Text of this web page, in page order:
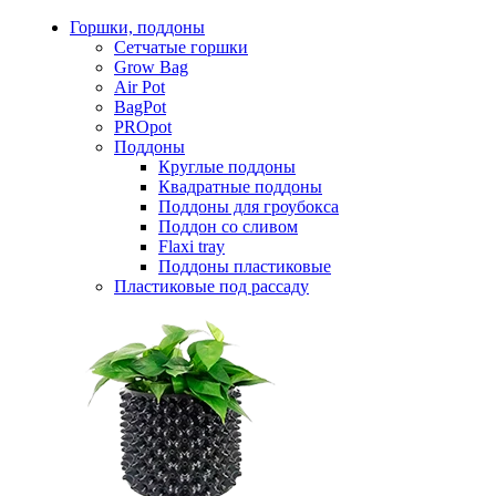
Горшки, поддоны
Сетчатые горшки
Grow Bag
Air Pot
BagPot
PROpot
Поддоны
Круглые поддоны
Квадратные поддоны
Поддоны для гроубокса
Поддон со сливом
Flaxi tray
Поддоны пластиковые
Пластиковые под рассаду